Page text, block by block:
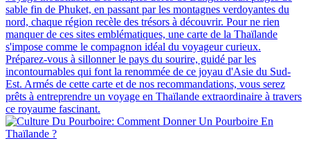
sable fin de Phuket, en passant par les montagnes verdoyantes du
nord, chaque région recèle des trésors à découvrir. Pour ne rien
manquer de ces sites emblématiques, une carte de la Thaïlande
s'impose comme le compagnon idéal du voyageur curieux.
Préparez-vous à sillonner le pays du sourire, guidé par les
incontournables qui font la renommée de ce joyau d'Asie du Sud-
Est. Armés de cette carte et de nos recommandations, vous serez
prêts à entreprendre un voyage en Thaïlande extraordinaire à travers
ce royaume fascinant.